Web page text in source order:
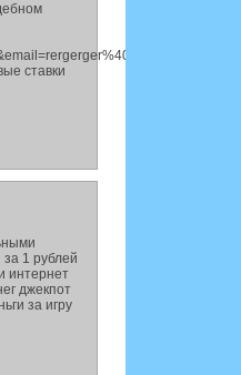
ставки
за 1 рублей
интернет
джекпот
за игру